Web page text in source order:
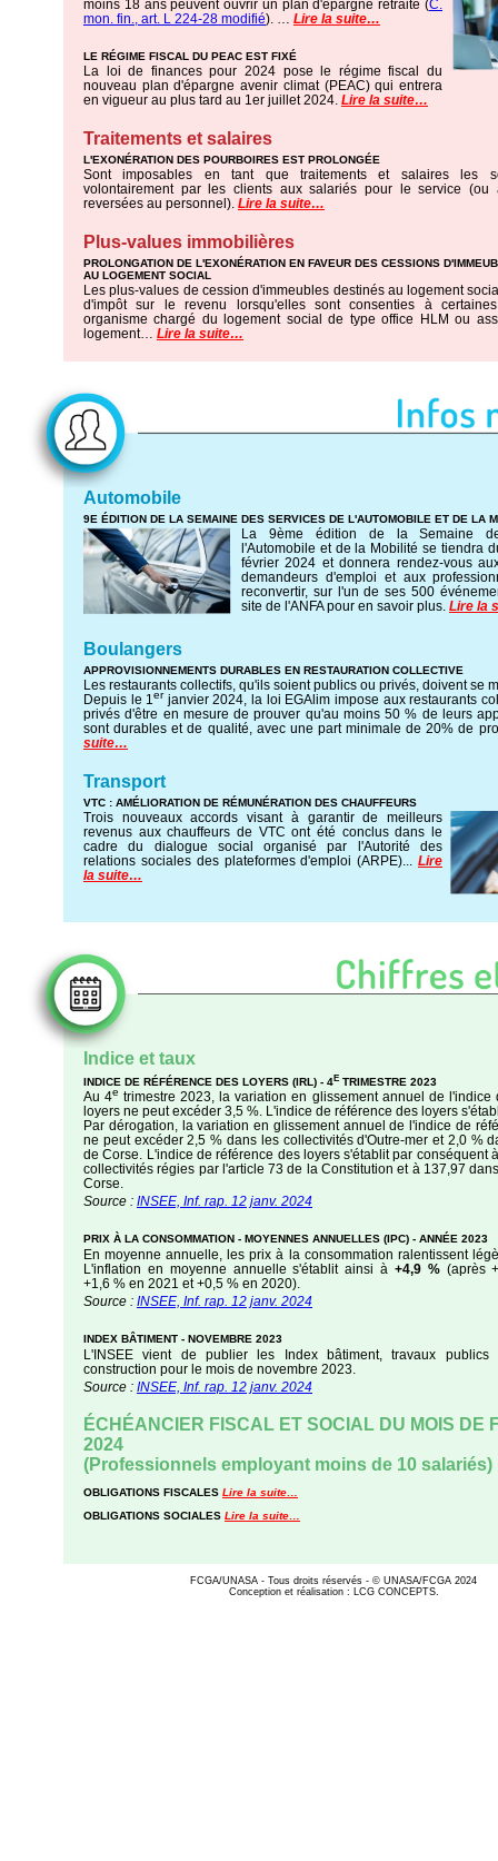
moins 18 ans peuvent ouvrir un plan d'épargne retraite (C.
mon. fin., art. L 224-28 modifié). … Lire la suite…
LE RÉGIME FISCAL DU PEAC EST FIXÉ
La loi de finances pour 2024 pose le régime fiscal du
nouveau plan d'épargne avenir climat (PEAC) qui entrera
en vigueur au plus tard au 1er juillet 2024. Lire la suite…
Traitements et salaires
L'EXONÉRATION DES POURBOIRES EST PROLONGÉE
Sont imposables en tant que traitements et salaires les
volontairement par les clients aux salariés pour le service (ou
reversées au personnel). Lire la suite…
Plus-values immobilières
PROLONGATION DE L'EXONÉRATION EN FAVEUR DES CESSIONS
AU LOGEMENT SOCIAL
Les plus-values de cession d'immeubles destinés au logement
d'impôt sur le revenu lorsqu'elles sont consenties à
organisme chargé du logement social de type office HLM ou
logement… Lire la suite…
Automobile
9E ÉDITION DE LA SEMAINE DES SERVICES DE L'AUTOMOBILE ET DE LA
La 9ème édition de la Semaine
l'Automobile et de la Mobilité se tiendra
février 2024 et donnera rendez-vous
demandeurs d'emploi et aux
reconvertir, sur l'un de ses 500
site de l'ANFA pour en savoir plus. Lire la
Boulangers
APPROVISIONNEMENTS DURABLES EN RESTAURATION COLLECTIVE
Les restaurants collectifs, qu'ils soient publics ou privés, doivent se
Depuis le 1er janvier 2024, la loi EGAlim impose aux restaurants
privés d'être en mesure de prouver qu'au moins 50 % de leurs
sont durables et de qualité, avec une part minimale de 20% de
suite…
Transport
VTC : AMÉLIORATION DE RÉMUNÉRATION DES CHAUFFEURS
Trois nouveaux accords visant à garantir de meilleurs
revenus aux chauffeurs de VTC ont été conclus dans le
cadre du dialogue social organisé par l'Autorité des
relations sociales des plateformes d'emploi (ARPE)... Lire
la suite…
Indice et taux
INDICE DE RÉFÉRENCE DES LOYERS (IRL) - 4E TRIMESTRE 2023
Au 4e trimestre 2023, la variation en glissement annuel de l'indice
loyers ne peut excéder 3,5 %. L'indice de référence des loyers
Par dérogation, la variation en glissement annuel de l'indice de
ne peut excéder 2,5 % dans les collectivités d'Outre-mer et 2,0 %
de Corse. L'indice de référence des loyers s'établit par conséquent
collectivités régies par l'article 73 de la Constitution et à 137,97
Corse.
Source : INSEE, Inf. rap. 12 janv. 2024
PRIX À LA CONSOMMATION - MOYENNES ANNUELLES (IPC) - ANNÉE 2023
En moyenne annuelle, les prix à la consommation ralentissent
L'inflation en moyenne annuelle s'établit ainsi à +4,9 %(après
+1,6 % en 2021 et +0,5 % en 2020).
Source : INSEE, Inf. rap. 12 janv. 2024
INDEX BÂTIMENT - NOVEMBRE 2023
L'INSEE vient de publier les Index bâtiment, travaux
construction pour le mois de novembre 2023.
Source : INSEE, Inf. rap. 12 janv. 2024
ÉCHÉANCIER FISCAL ET SOCIAL DU MOIS DE
2024
(Professionnels employant moins de 10 salariés)
OBLIGATIONS FISCALES Lire la suite…
OBLIGATIONS SOCIALES Lire la suite…
FCGA/UNASA - Tous droits réservés - © UNASA/FCGA 2024
Conception et réalisation : LCG CONCEPTS.